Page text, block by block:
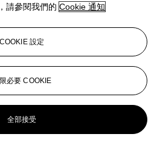
請參閱我們的 Cookie 通知
COOKIE 設定
必要 COOKIE
全部接受